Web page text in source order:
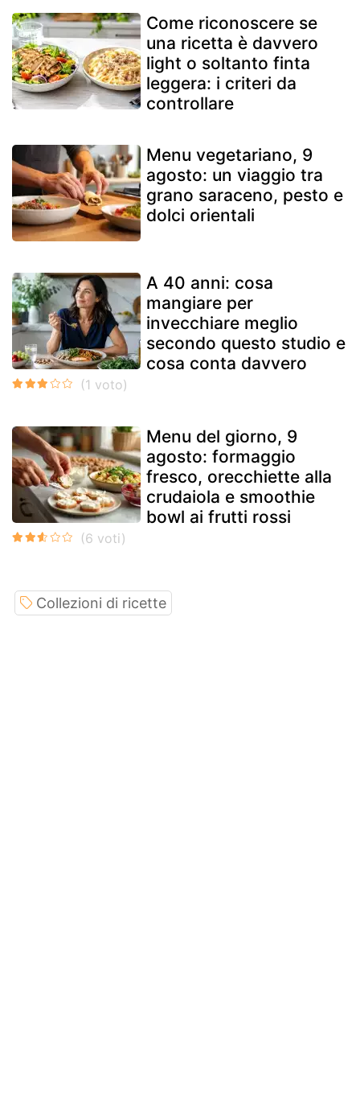
Come riconoscere se
una ricetta è davvero
light o soltanto finta
leggera: i criteri da
controllare
Menu vegetariano, 9
agosto: un viaggio tra
grano saraceno, pesto e
dolci orientali
A 40 anni: cosa
mangiare per
invecchiare meglio
secondo questo studio e
cosa conta davvero
Menu del giorno, 9
agosto: formaggio
fresco, orecchiette alla
crudaiola e smoothie
bowl ai frutti rossi
Collezioni di ricette